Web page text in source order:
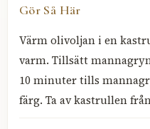
Gör Så Här
Värm olivoljan i en
varm. Tillsätt
10 minuter tills
färg. Ta av kastrullen